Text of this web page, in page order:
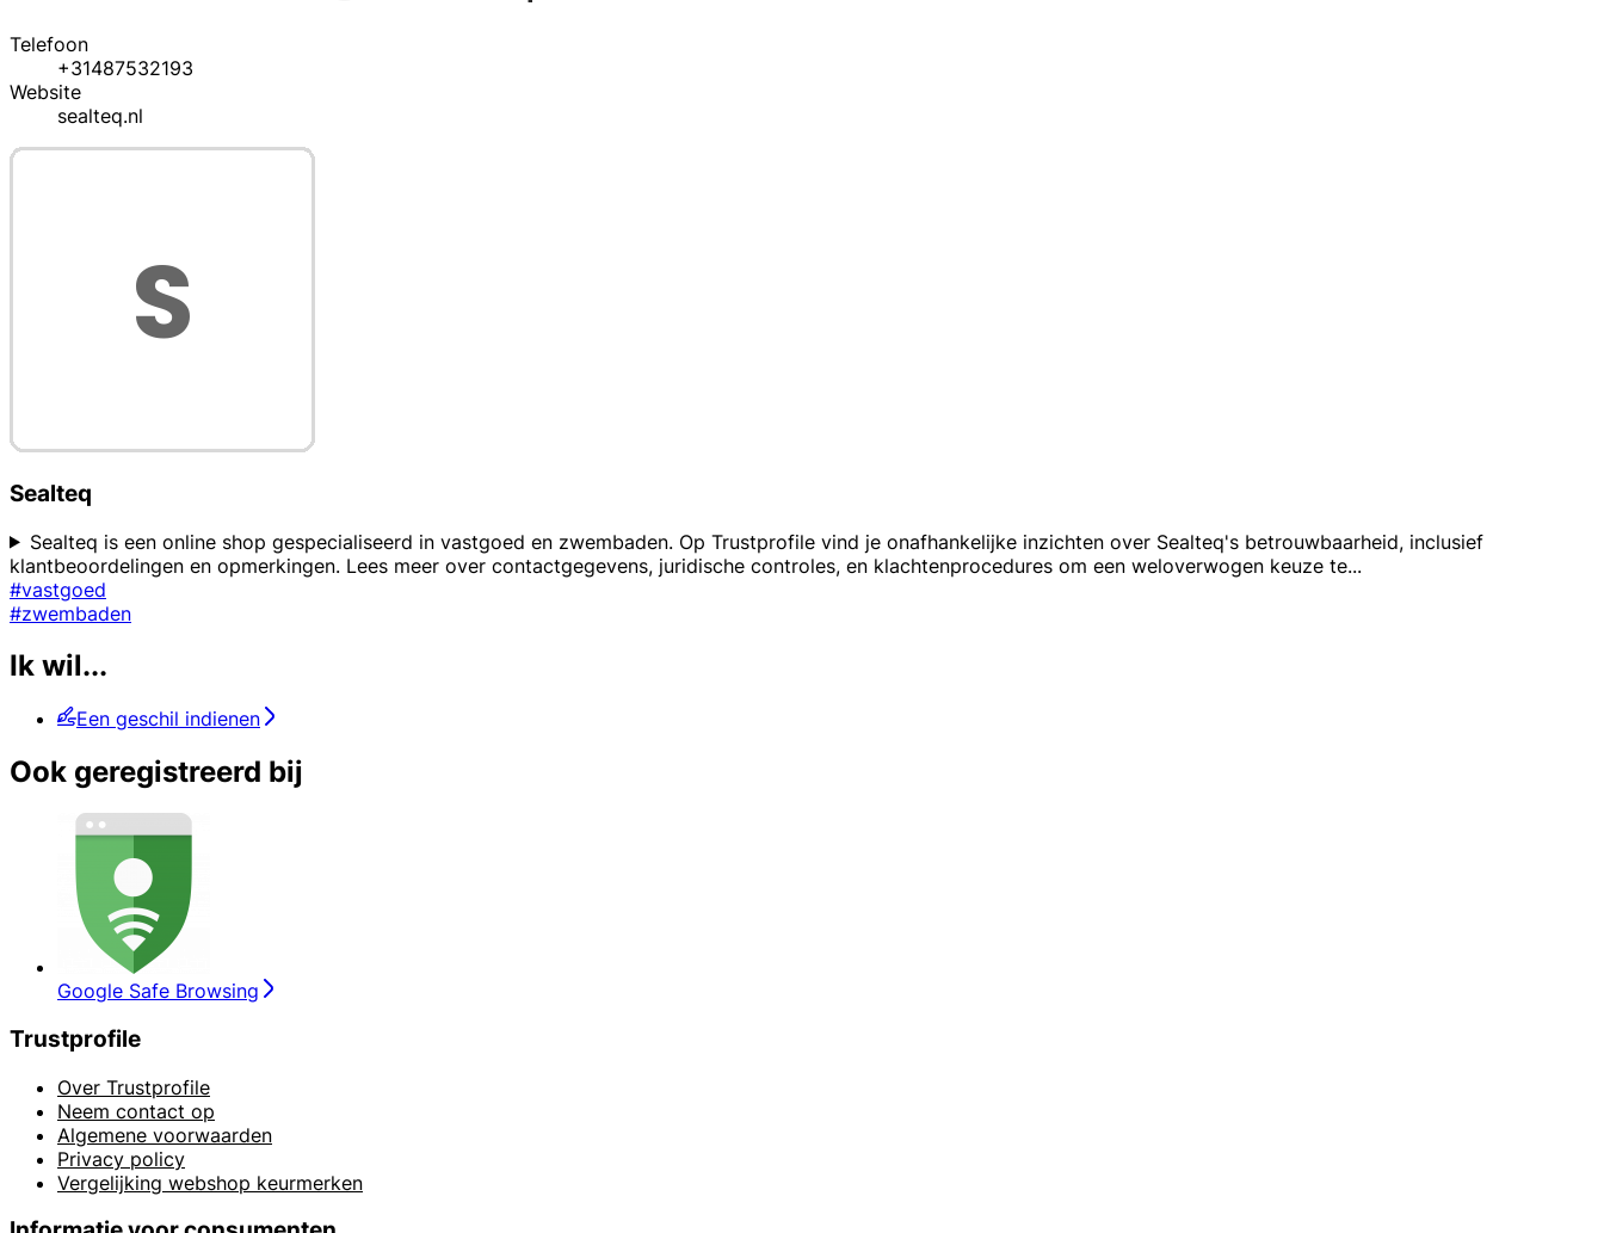
Telefoon
+31487532193
Website
sealteq.nl
Sealteq
Sealteq is een online shop gespecialiseerd in vastgoed en zwembaden. Op Trustprofile vind je onafhankelijke inzichten over Sealteq's betrouwbaarheid, inclusief
klantbeoordelingen en opmerkingen. Lees meer over contactgegevens, juridische controles, en klachtenprocedures om een weloverwogen keuze te...
#vastgoed
#zwembaden
Ik wil...
Een geschil indienen
Ook geregistreerd bij
Google Safe Browsing
Trustprofile
Over Trustprofile
Neem contact op
Algemene voorwaarden
Privacy policy
Vergelijking webshop keurmerken